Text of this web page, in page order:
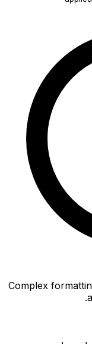
Complex